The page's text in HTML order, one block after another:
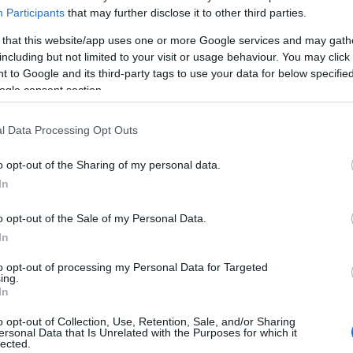
Participants that may further disclose it to other third parties.
that this website/app uses one or more Google services and may
but not limited to your visit or usage behaviour. You may
to Google and its third-party tags to use your data for below
consent section.
Data Processing Opt Outs
opt-out of the Sharing of my personal data.
opt-out of the Sale of my Personal Data.
opt-out of processing my Personal Data for Targeted
opt-out of Collection, Use, Retention, Sale, and/or Sharing
Data that Is Unrelated with the Purposes for which it
TOVÁBB
Szólj hozzá!
spektrum egyperces
neurodivergencia
de majd beérik az
mi van ha nem megy ez
feldolgozási zavar (SPD)?
keze azonnal le kell törölni? Nem szeret